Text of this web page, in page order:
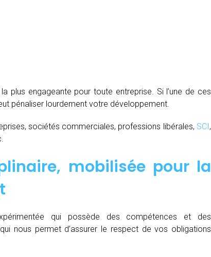
plus engageante pour toute entreprise. Si l’une de ces
pénaliser lourdement votre développement.
sociétés commerciales, professions libérales, SCI,
mobilisée pour la
qui possède des compétences et des
nous permet d’assurer le respect de vos obligations